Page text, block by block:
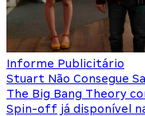
Informe Publicitário
Stuart Não Consegue
The Big Bang Theory
Spin-off já disponível